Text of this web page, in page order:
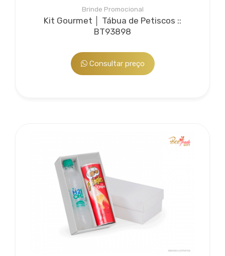
Atendimento somente para Empresas
Serviço agregado opcional para embalar, aplicar
detalhes e deixar o brinde ou kit de sua empresa único...
Serviço agregado opcional. A partir da experiência vivida
por suas sócias em gestão e planejamento de
marketing, a Beetrade Gifts desenvolve embalagens
para valorizar seu brinde...
Brinde Promocional
Kit Gourmet │ Tábua de Petiscos ::
BT93898
Consultar preço